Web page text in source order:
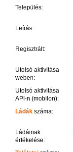
Település:
Leírás:
Regisztrált:
Utolsó aktivitása
weben:
Utolsó aktivitása
API-n (mobilon):
Ládákszáma:
Ládáinak
értékelése: